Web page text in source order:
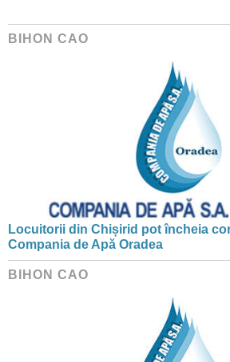
BIHON CAO
Locuitorii din Chișirid pot încheia
Compania de Apă Oradea
BIHON CAO